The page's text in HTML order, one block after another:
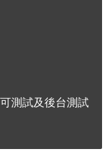
測試及後台測試